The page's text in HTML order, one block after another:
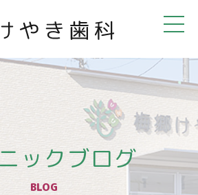
ックブログ
BLOG